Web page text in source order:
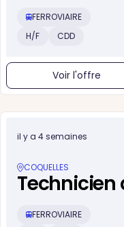
FERROVIAIRE
H/F
CDD
Voir l'offre
il y a 4 semaines
COQUELLES
FERROVIAIRE